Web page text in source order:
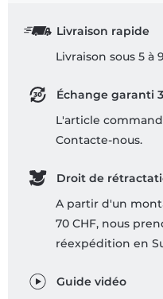
Livraison rapide
Livraison sous 5 à
Échange garanti
L'article
Contacte-nous.
Droit de
A partir d'un
70 CHF, nous
réexpédition en
Guide vidéo